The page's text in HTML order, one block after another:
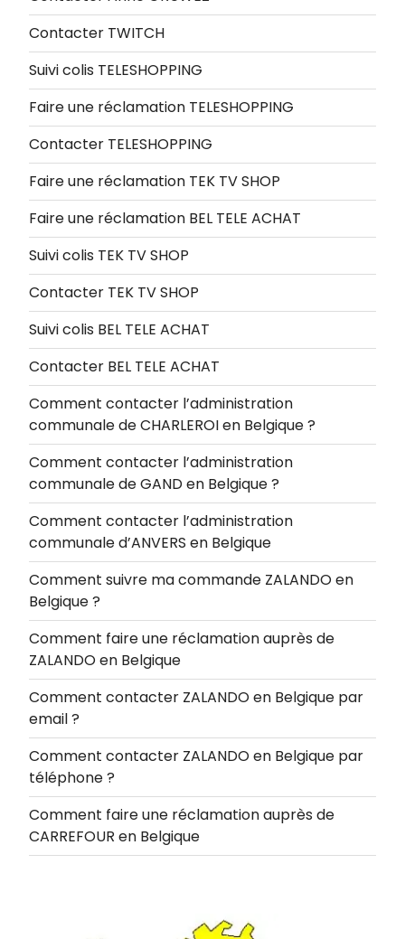
Contacter TWITCH
Suivi colis TELESHOPPING
Faire une réclamation TELESHOPPING
Contacter TELESHOPPING
Faire une réclamation TEK TV SHOP
Faire une réclamation BEL TELE ACHAT
Suivi colis TEK TV SHOP
Contacter TEK TV SHOP
Suivi colis BEL TELE ACHAT
Contacter BEL TELE ACHAT
Comment contacter l’administration
communale de CHARLEROI en Belgique ?
Comment contacter l’administration
communale de GAND en Belgique ?
Comment contacter l’administration
communale d’ANVERS en Belgique
Comment suivre ma commande ZALANDO en
Belgique ?
Comment faire une réclamation auprès de
ZALANDO en Belgique
Comment contacter ZALANDO en Belgique par
email ?
Comment contacter ZALANDO en Belgique par
téléphone ?
Comment faire une réclamation auprès de
CARREFOUR en Belgique